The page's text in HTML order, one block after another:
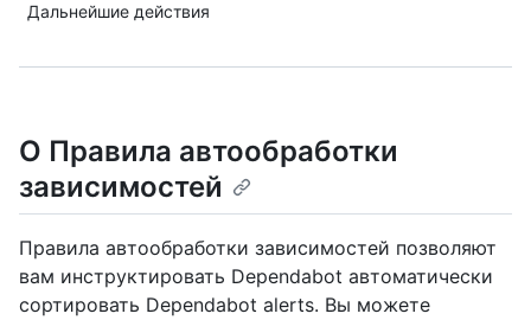
Дальнейшие действия
О Правила автообработки
зависимостей
Правила автообработки зависимостей позволяют
вам инструктировать Dependabot автоматически
сортировать Dependabot alerts. Вы можете